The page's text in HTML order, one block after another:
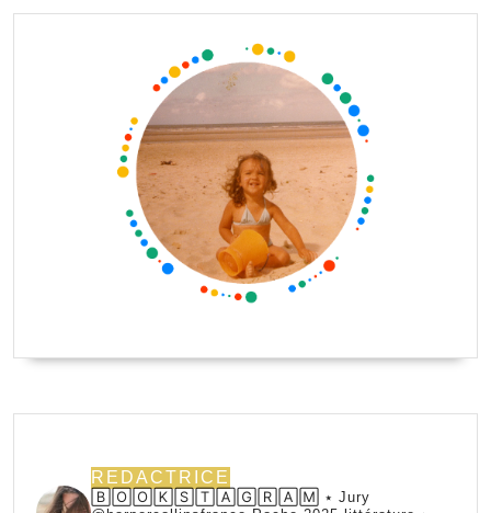
REDACTRICE
🄱🄾🄾🄺🅂🅃🄰🄶🅁🄰🄼 ⭑ Jury